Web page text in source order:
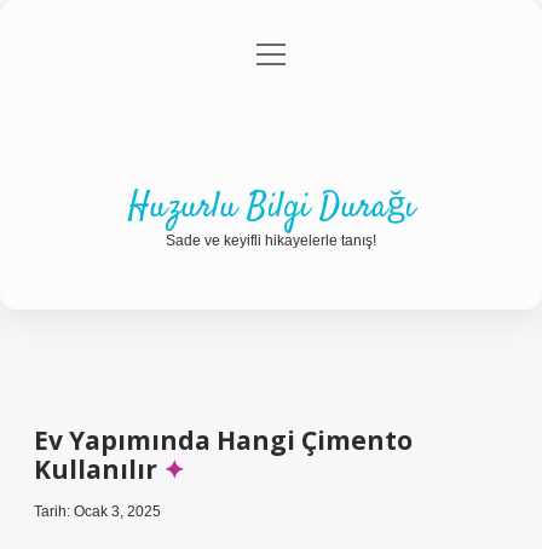
Gizlilik Politikası
menüyü
Huzurlu Bilgi Durağı
Sade ve keyifli hikayelerle tanış!
Ev Yapımında Hangi Çimento
Kullanılır
Tarih: Ocak 3, 2025